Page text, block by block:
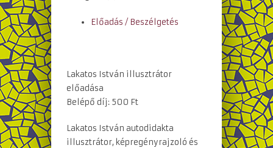
Előadás / Beszélgetés
Lakatos István illusztrátor
előadása
Belépő díj: 500 Ft
Lakatos István autodidakta
illusztrátor, képregényrajzoló és